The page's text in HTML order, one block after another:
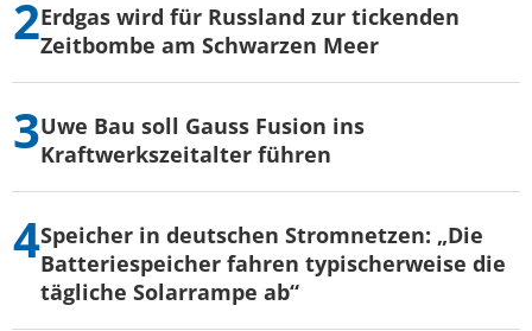
Erdgas wird für Russland zur tickenden
Zeitbombe am Schwarzen Meer
Uwe Bau soll Gauss Fusion ins
Kraftwerkszeitalter führen
Speicher in deutschen Stromnetzen: „Die
Batteriespeicher fahren typischerweise die
tägliche Solarrampe ab“